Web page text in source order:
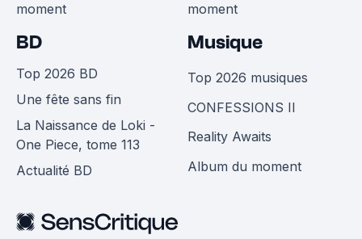
moment
moment
BD
Top 2026 BD
Une fête sans fin
La Naissance de Loki -
One Piece, tome 113
Actualité BD
Musique
Top 2026 musiques
CONFESSIONS II
Reality Awaits
Album du moment